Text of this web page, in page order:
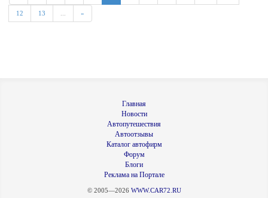
12 13 »
Главная
Новости
Автопутешествия
Автоотзывы
Каталог автофирм
Форум
Блоги
Реклама на Портале
© 2005—2026 WWW.CAR72.RU